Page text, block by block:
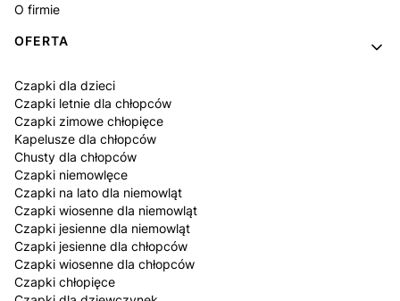
O firmie
OFERTA
Czapki dla dzieci
Czapki letnie dla chłopców
Czapki zimowe chłopięce
Kapelusze dla chłopców
Chusty dla chłopców
Czapki niemowlęce
Czapki na lato dla niemowląt
Czapki wiosenne dla niemowląt
Czapki jesienne dla niemowląt
Czapki jesienne dla chłopców
Czapki wiosenne dla chłopców
Czapki chłopięce